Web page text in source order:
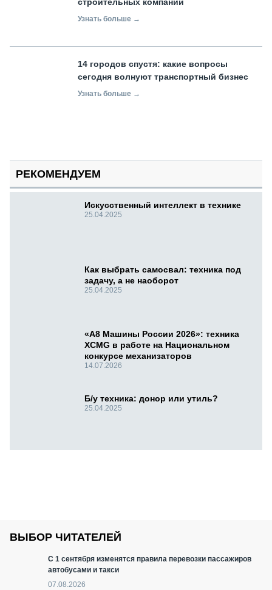
Узнать больше →
14 городов спустя: какие вопросы
сегодня волнуют транспортный бизнес
Узнать больше →
РЕКОМЕНДУЕМ
Искусственный интеллект в технике
25.04.2025
Как выбрать самосвал: техника под
задачу, а не наоборот
25.04.2025
«А8 Машины России 2026»: техника
XCMG в работе на Национальном
конкурсе механизаторов
14.07.2026
Б/у техника: донор или утиль?
25.04.2025
ВЫБОР ЧИТАТЕЛЕЙ
С 1 сентября изменятся правила перевозки пассажиров
автобусами и такси
07.08.2026